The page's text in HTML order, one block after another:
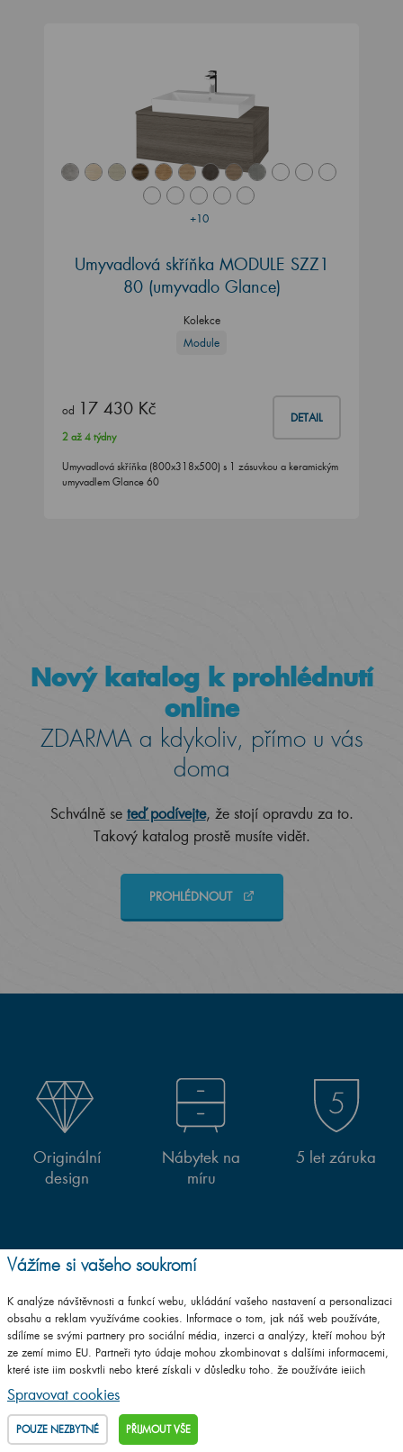
+10
Umyvadlová skříňka MODULE SZZ1
80 (umyvadlo Glance)
Kolekce
Module
od 17 430 Kč DETAIL
2 až 4 týdny
Umyvadlová skříňka (800x318x500) s 1 zásuvkou a keramickým
umyvadlem Glance 60
Nový katalog k prohlédnutí
online
ZDARMA a kdykoliv, přímo u vás
doma
Schválně se teď podívejte, že stojí opravdu za to.
Takový katalog prostě musíte vidět.
PROHLÉDNOUT
Originální
design
Nábytek na
míru
5 let záruka
Jsme (skoro) všude. Hledejte a najdete nás na:
Vážíme si vašeho soukromí
K analýze návštěvnosti a funkcí webu, ukládání vašeho nastavení a personalizaci
obsahu a reklam využíváme cookies. Informace o tom, jak náš web používáte,
sdílíme se svými partnery pro sociální média, inzerci a analýzy, kteří mohou být
ze zemí mimo EU. Partneři tyto údaje mohou zkombinovat s dalšími informacemi,
které jste jim poskytli nebo které získali v důsledku toho, že používáte jejich
služby.
Podrobné informace
Spravovat cookies
POUZE NEZBYTNÉ PŘIJMOUT VŠE